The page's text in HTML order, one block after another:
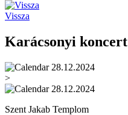
Vissza
Karácsonyi koncert
28.12.2024
>
28.12.2024
Szent Jakab Templom